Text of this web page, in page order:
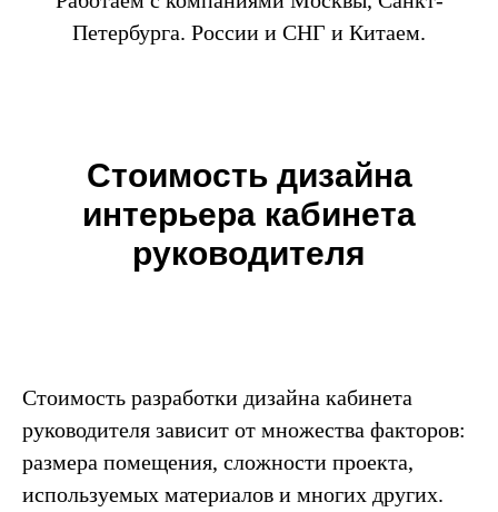
Петербурга. России и СНГ и Китаем.
Стоимость дизайна
интерьера кабинета
руководителя
Стоимость разработки дизайна кабинета
руководителя зависит от множества факторов:
размера помещения, сложности проекта,
используемых материалов и многих других.